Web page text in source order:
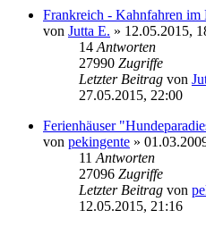
Frankreich - Kahnfahren im
von Jutta E. » 12.05.2015,
14 Antworten
27990 Zugriffe
Letzter Beitrag von
27.05.2015, 22:00
Ferienhäuser
von pekingente »
11 Antworten
27096 Zugriffe
Letzter Beitrag von
12.05.2015, 21:16